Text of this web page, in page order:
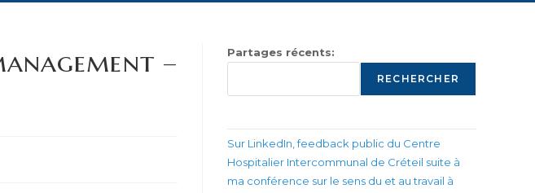
–
Partages récents:
RECHERCHER
Sur LinkedIn, feedback public du Centre
Hospitalier Intercommunal de Créteil suite à
ma conférence sur le sens du et au travail à